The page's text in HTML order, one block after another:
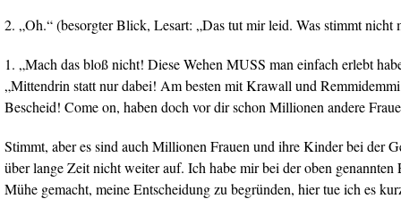
2. „Oh.“ (besorgter Blick, Lesart: „Das tut mir leid. Was stimmt nicht
1. „Mach das bloß nicht! Diese Wehen MUSS man einfach erlebt
„Mittendrin statt nur dabei! Am besten mit Krawall und
Bescheid! Come on, haben doch vor dir schon Millionen andere
Stimmt, aber es sind auch Millionen Frauen und ihre Kinder bei der
über lange Zeit nicht weiter auf. Ich habe mir bei der oben genannten
Mühe gemacht, meine Entscheidung zu begründen, hier tue ich es